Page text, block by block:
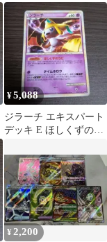
¥5,088
ジラーチ エキスパート
デッキ E ほしくずのう
¥ 2,200